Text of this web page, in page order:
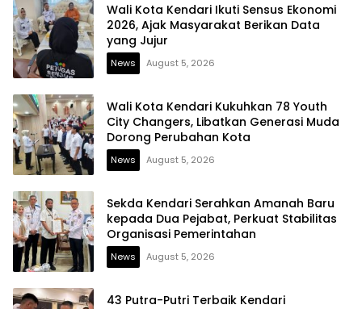
Wali Kota Kendari Ikuti Sensus Ekonomi
2026, Ajak Masyarakat Berikan Data
yang Jujur
News August 5, 2026
Wali Kota Kendari Kukuhkan 78 Youth
City Changers, Libatkan Generasi Muda
Dorong Perubahan Kota
News August 5, 2026
Sekda Kendari Serahkan Amanah Baru
kepada Dua Pejabat, Perkuat Stabilitas
Organisasi Pemerintahan
News August 5, 2026
43 Putra-Putri Terbaik Kendari